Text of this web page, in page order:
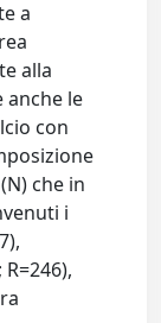
a
alla
anche le
con
che in
i